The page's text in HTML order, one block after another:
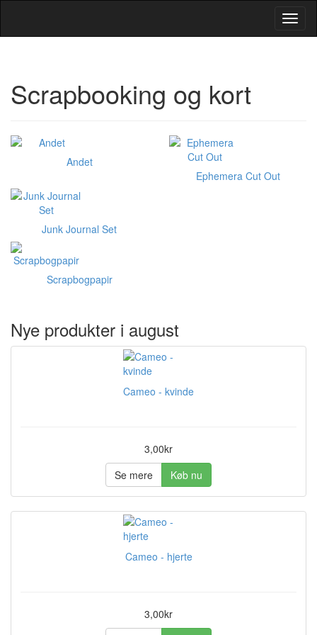
Scrapbooking og kort
Andet
Ephemera Cut Out
Junk Journal Set
Scrapbogpapir
Nye produkter i august
Cameo - kvinde
3,00kr
Se mere
Køb nu
Cameo - hjerte
3,00kr